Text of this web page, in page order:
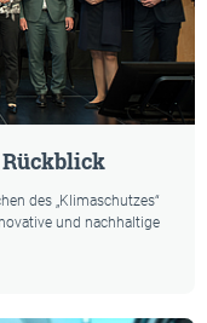
Rückblick
des „Klimaschutzes“
und nachhaltige